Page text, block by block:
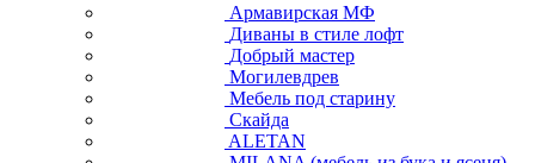
Армавирская МФ
Диваны в стиле лофт
Добрый мастер
Могилевдрев
Мебель под старину
Скайда
ALETAN